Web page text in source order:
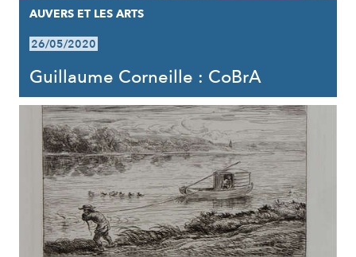
AUVERS ET LES ARTS
26/05/2020
Guillaume Corneille : CoBrA